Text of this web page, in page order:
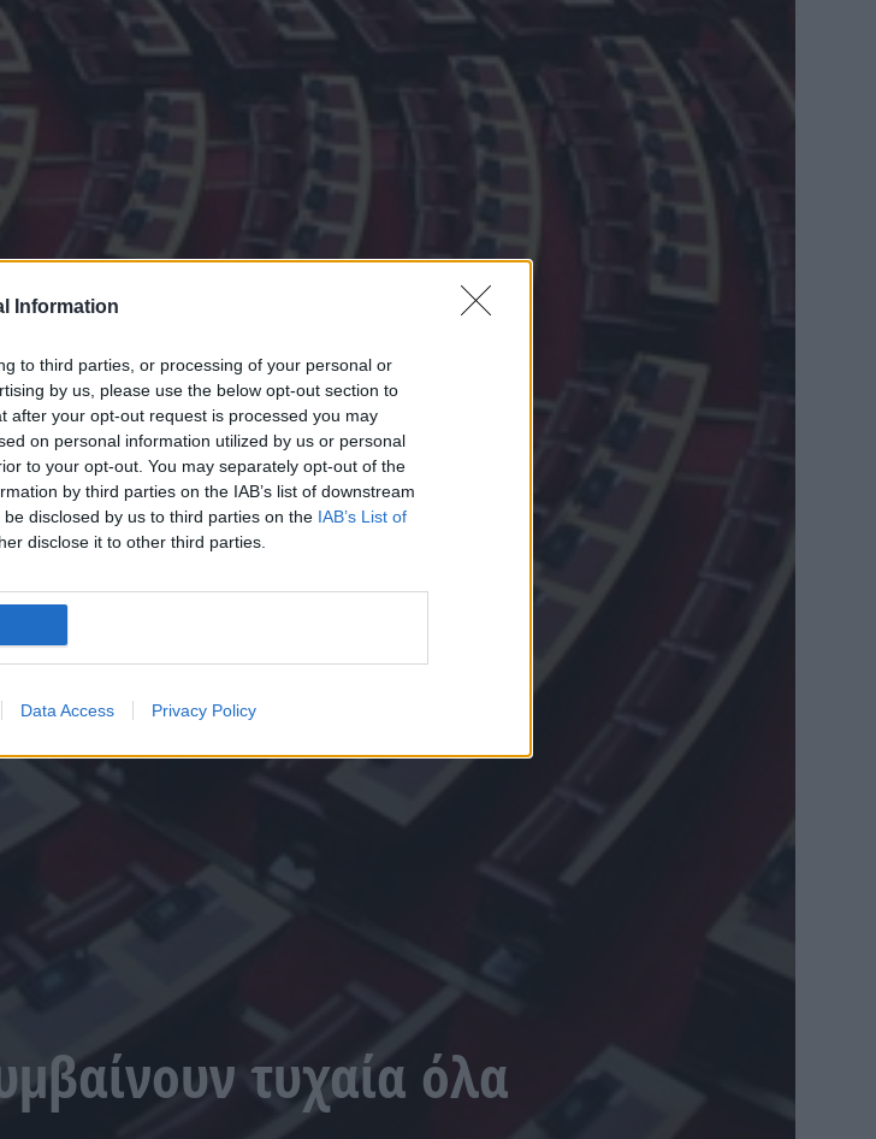
Information
to third parties, or processing of your personal or
by us, please use the below opt-out section to
after your opt-out request is processed you may
on personal information utilized by us or personal
to your opt-out. You may separately opt-out of the
by third parties on the IAB’s list of downstream
disclosed by us to third parties on the IAB’s List of
disclose it to other third parties.
Data Access Privacy Policy
τυχαία όλα